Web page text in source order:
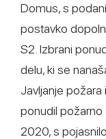
Domus, s
postavko
S2. Izbrani
delu, ki se
Javljanje požara
ponudil požarno
2020, s